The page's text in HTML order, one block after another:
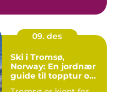
spennende og
krevende. M...
09. des
Ski i Tromsø,
Norway: En jordnær
guide til topptur og